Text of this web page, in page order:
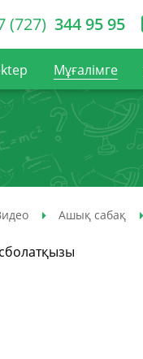
(727) 344 95 95
Мұғалімге
Ашық сабақ